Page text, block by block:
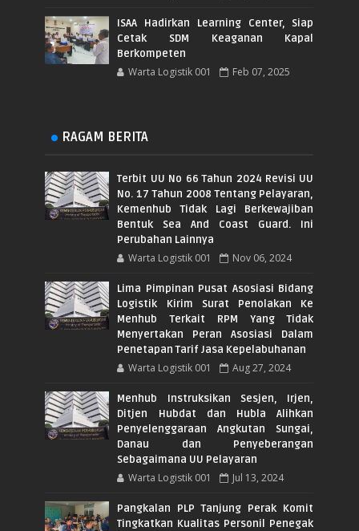
ISAA Hadirkan Learning Center, Siap
Cetak SDM Keaganan Kapal
Berkompeten
Warta Logistik 001 Feb 07, 2025
RAGAM BERITA
Terbit UU No 66 Tahun 2024 Revisi UU
No. 17 Tahun 2008 Tentang Pelayaran,
Kemenhub Tidak Lagi Berkewajiban
Bentuk Sea And Coast Guard. Ini
Perubahan Lainnya
Warta Logistik 001 Nov 06, 2024
Lima Pimpinan Pusat Asosiasi Bidang
Logistik Kirim Surat Penolakan Ke
Menhub Terkait RPM Yang Tidak
Menyertakan Peran Asosiasi Dalam
Penetapan Tarif Jasa Kepelabuhanan
Warta Logistik 001 Aug 27, 2024
Menhub Instruksikan Sesjen, Irjen,
Ditjen Hubdat dan Hubla Alihkan
Penyelenggaraan Angkutan Sungai,
Danau dan Penyeberangan
Sebagaimana UU Pelayaran
Warta Logistik 001 Jul 13, 2024
Pangkalan PLP Tanjung Perak Komit
Tingkatkan Kualitas Personil Penegak